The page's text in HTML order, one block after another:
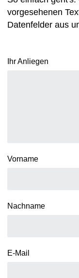
vorgesehenen
Datenfelder aus
Ihr Anliegen
Vorname
Nachname
E-Mail